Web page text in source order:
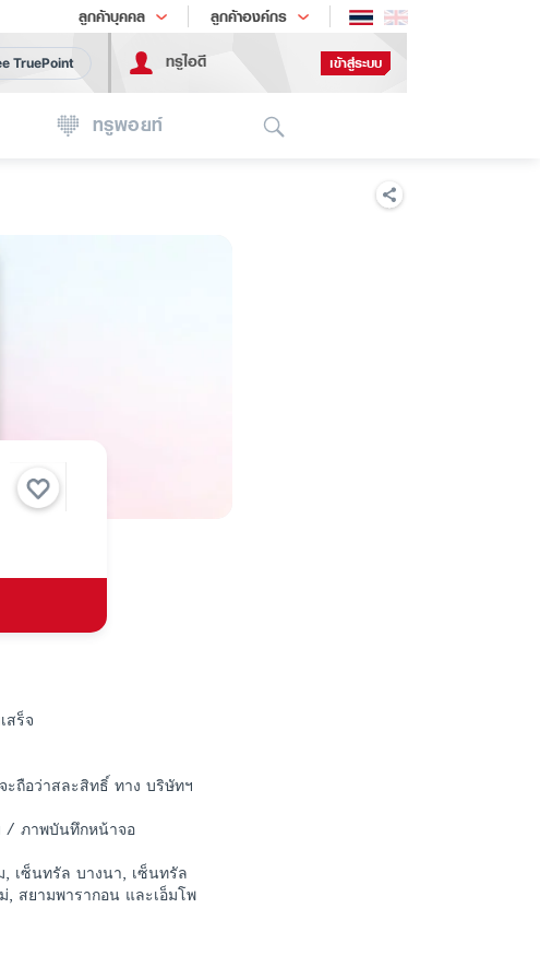
ลูกค้าบุคคล ลูกค้าองค์กร
เทรนด์เทคโนโลยี
TruePoint ทรูไอดี เข้าสู่ระบบ
ทรูพอยท์
ร็จ
ถือว่าสละสิทธิ์ ทาง บริษัทฯ
/ ภาพบันทึกหน้าจอ
เซ็นทรัล บางนา, เซ็นทรัล
สยามพารากอน และเอ็มโพ